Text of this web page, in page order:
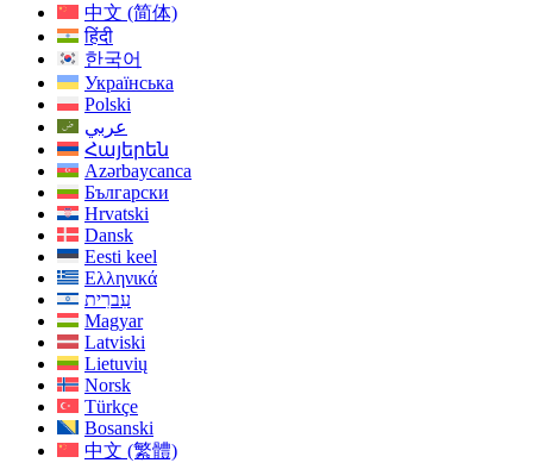
中文 (简体)
हिंदी
한국어
Українська
Polski
عربي
Հայերեն
Azərbaycanca
Български
Hrvatski
Dansk
Eesti keel
Ελληνικά
עִברִית
Magyar
Latviski
Lietuvių
Norsk
Türkçe
Bosanski
中文 (繁體)